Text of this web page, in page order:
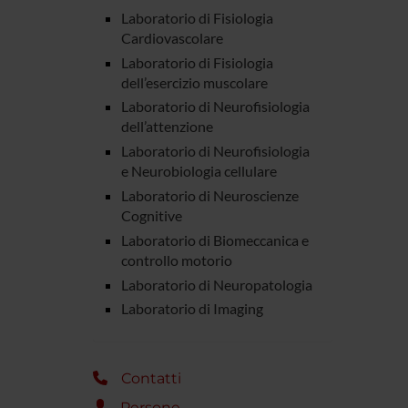
Laboratorio di Fisiologia
Cardiovascolare
Laboratorio di Fisiologia
dell’esercizio muscolare
Laboratorio di Neurofisiologia
dell’attenzione
Laboratorio di Neurofisiologia
e Neurobiologia cellulare
Laboratorio di Neuroscienze
Cognitive
Laboratorio di Biomeccanica e
controllo motorio
Laboratorio di Neuropatologia
Laboratorio di Imaging
Contatti